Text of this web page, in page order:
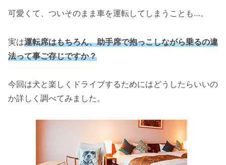
可愛くて、ついそのまま車を運転してしまうことも…。
実は運転席はもちろん、助手席で抱っこしながら乗るの違
法って事ご存じですか？
今回は犬と楽しくドライブするためにはどうしたらいいの
か詳しく調べてみました。